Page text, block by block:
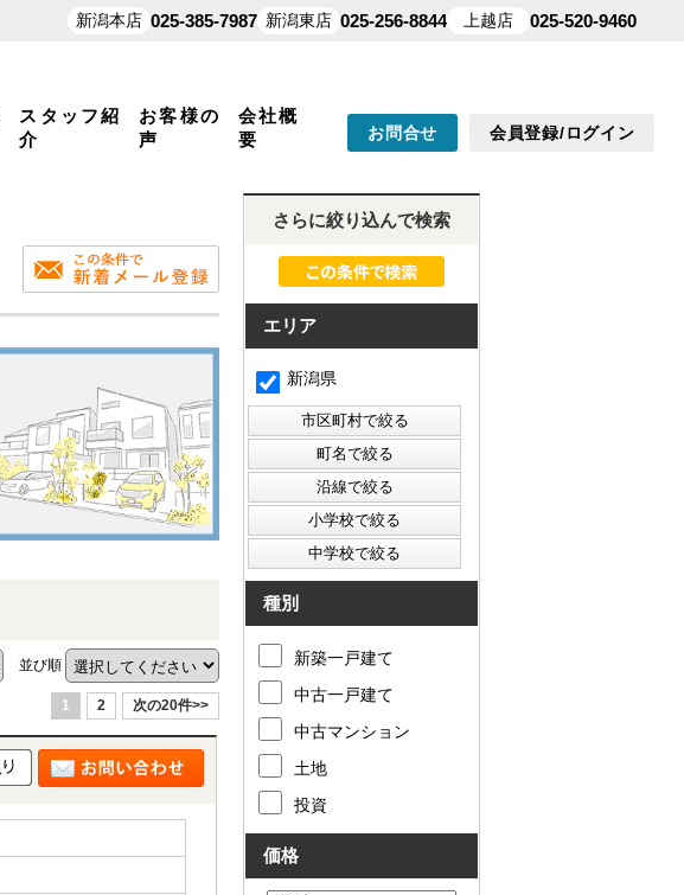
スタッフ紹
介
お客様の
声
会社概
要
お問合せ 会員登録/ログイン
並び順
1 2 次の20件>>
さらに絞り込んで検索
エリア
新潟県
種別
新築一戸建て
中古一戸建て
中古マンション
土地
投資
価格
新潟本店 025-385-7987 新潟東店 025-256-8844 上越店 025-520-9460